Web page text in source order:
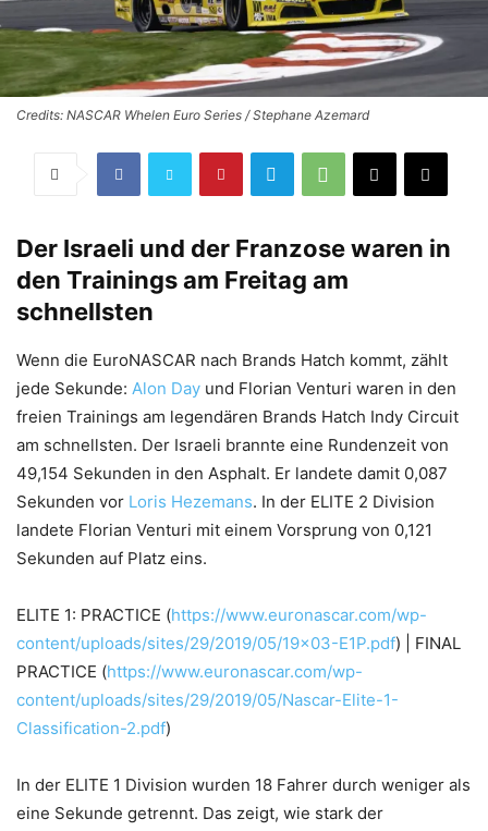
Credits: NASCAR Whelen Euro Series / Stephane Azemard
Der Israeli und der Franzose waren in
den Trainings am Freitag am
schnellsten
Wenn die EuroNASCAR nach Brands Hatch kommt, zählt
jede Sekunde: Alon Day und Florian Venturi waren in den
freien Trainings am legendären Brands Hatch Indy Circuit
am schnellsten. Der Israeli brannte eine Rundenzeit von
49,154 Sekunden in den Asphalt. Er landete damit 0,087
Sekunden vor Loris Hezemans. In der ELITE 2 Division
landete Florian Venturi mit einem Vorsprung von 0,121
Sekunden auf Platz eins.
ELITE 1: PRACTICE (https://www.euronascar.com/wp-
content/uploads/sites/29/2019/05/19×03-E1P.pdf) | FINAL
PRACTICE (https://www.euronascar.com/wp-
content/uploads/sites/29/2019/05/Nascar-Elite-1-
Classification-2.pdf)
In der ELITE 1 Division wurden 18 Fahrer durch weniger als
eine Sekunde getrennt. Das zeigt, wie stark der